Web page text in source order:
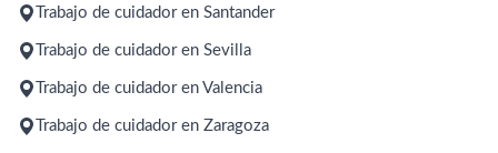
Trabajo de cuidador en Santander
Trabajo de cuidador en Sevilla
Trabajo de cuidador en Valencia
Trabajo de cuidador en Zaragoza